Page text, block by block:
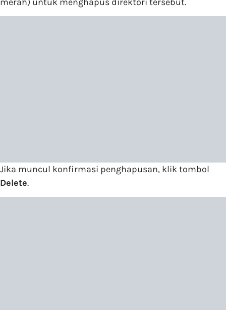
Jika muncul konfirmasi penghapusan, klik tombol
Delete.